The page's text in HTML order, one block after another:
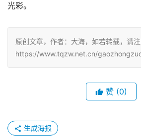
光彩。
原创文章，作者：大海，如若转载，请注
https://www.tqzw.net.cn/
赞 (0)
生成海报